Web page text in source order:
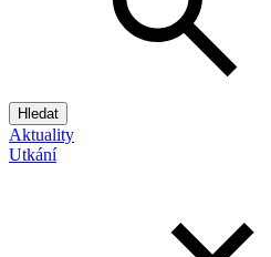
Hledat
Aktuality
Utkání